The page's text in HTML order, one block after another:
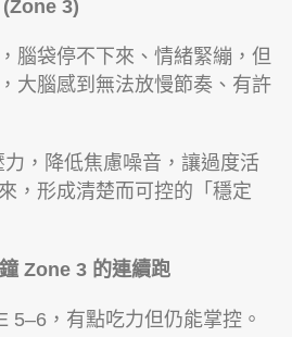
3)
腦袋停不下來、情緒緊繃，但
大腦感到無法放慢節奏、有許
，降低焦慮噪音，讓過度活
，形成清楚而可控的「穩定
Zone 3 的連續跑
5–6，有點吃力但仍能掌控。